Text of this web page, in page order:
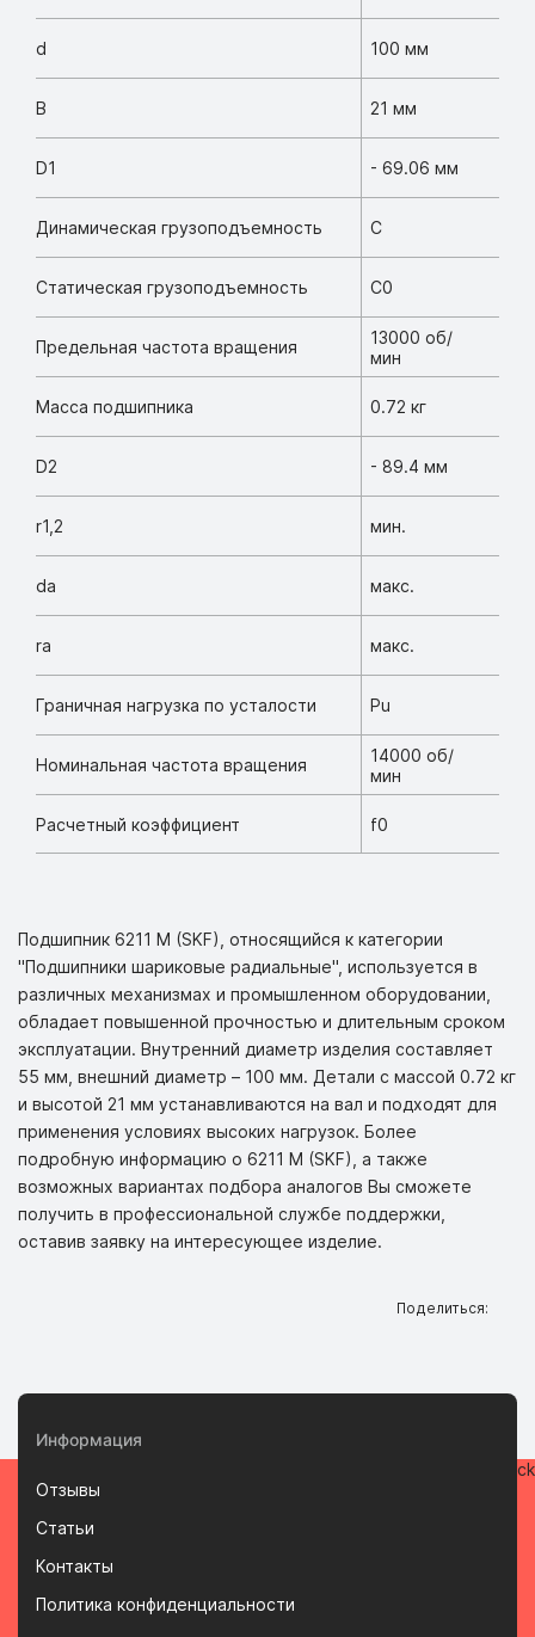
d 100 мм
B 21 мм
D1 - 69.06 мм
Динамическая грузоподъемность C
Статическая грузоподъемность C0
Предельная частота вращения
13000 об/
мин
Масса подшипника 0.72 кг
D2 - 89.4 мм
r1,2 мин.
da макс.
ra макс.
Граничная нагрузка по усталости Pu
Номинальная частота вращения
14000 об/
мин
Расчетный коэффициент f0
Подшипник 6211 M (SKF), относящийся к категории
"Подшипники шариковые радиальные", используется в
различных механизмах и промышленном оборудовании,
обладает повышенной прочностью и длительным сроком
эксплуатации. Внутренний диаметр изделия составляет
55 мм, внешний диаметр – 100 мм. Детали с массой 0.72 кг
и высотой 21 мм устанавливаются на вал и подходят для
применения условиях высоких нагрузок. Более
подробную информацию о 6211 M (SKF), а также
возможных вариантах подбора аналогов Вы сможете
получить в профессиональной службе поддержки,
оставив заявку на интересующее изделие.
Поделиться:
Информация
Отзывы
Статьи
Контакты
Политика конфиденциальности